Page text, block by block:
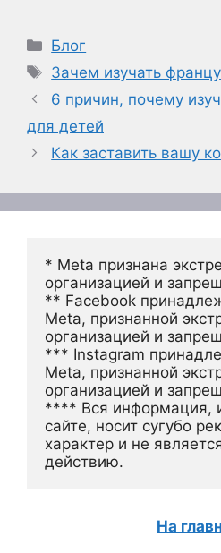
Рубрики
Блог
Метки
Зачем изучать
6 причин, почему
для детей
Как заставить вашу
* Meta признана
организацией и
** Facebook
Meta, признанной
организацией и
*** Instagram
Meta, признанной
организацией и
**** Вся информация,
сайте, носит сугубо
характер и не
действию.
На